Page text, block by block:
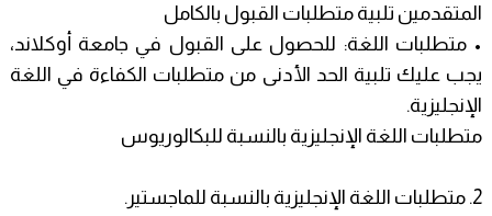
المتقدمين تلبية متطلبات القبول بالكامل
• متطلبات اللغة: للحصول على القبول في جامعة أوكلاند،
يجب عليك تلبية الحد الأدنى من متطلبات الكفاءة في اللغة
الإنجليزية.
متطلبات اللغة الإنجليزية بالنسبة للبكالوريوس
2. متطلبات اللغة الإنجليزية بالنسبة للماجستير.